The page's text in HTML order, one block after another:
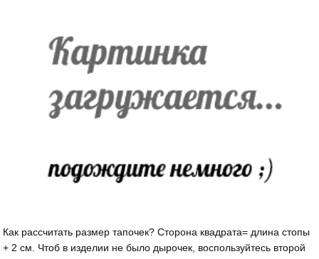
Как рассчитать размер тапочек? Сторона квадрата= длина стопы
+ 2 см. Чтоб в изделии не было дырочек, воспользуйтесь второй